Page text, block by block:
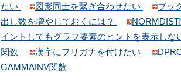
たい
図形同士を繋ぎ合わせたい
ブッ
出し数を増やしておくには？
イントしてもグラフ要素のヒントを表示し
関数
漢字にフリガナを付けたい
GAMMAINV関数